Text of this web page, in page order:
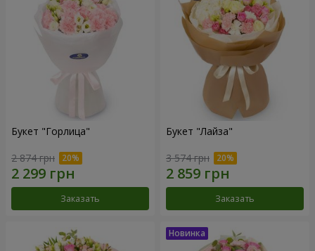
Букет "Горлица"
2 874 грн
Заказать
Букет "Лайза"
3 574 грн
Заказать